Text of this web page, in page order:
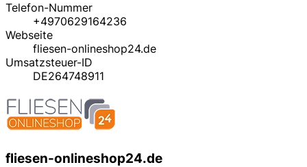
Telefon-Nummer
+4970629164236
Webseite
fliesen-onlineshop24.de
Umsatzsteuer-ID
DE264748911
fliesen-onlineshop24.de